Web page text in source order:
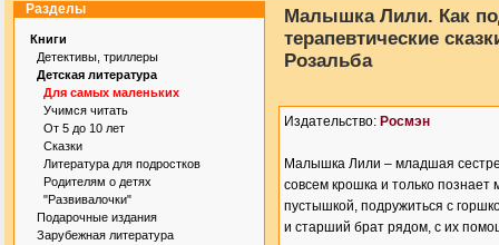
Разделы
Книги
Детективы, триллеры
Детская литература
Для самых маленьких
Учимся читать
От 5 до 10 лет
Сказки
Литература для подростков
Родителям о детях
"Развивалочки"
Подарочные издания
Зарубежная литература
Малышка Лили. Как
терапевтические
Розальба
Издательство: Росмэн
Малышка Лили – младшая
совсем крошка и только
пустышкой, подружиться с
и старший брат рядом, с их